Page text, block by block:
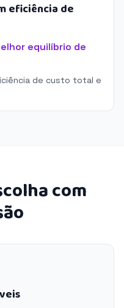
eficiência de
equilíbrio de
de custo total e
com